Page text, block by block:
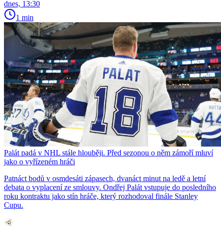
dnes, 13:30
1 min
Palát padá v NHL stále hlouběji. Před sezonou o něm zámoří mluví
jako o vyřízeném hráči
Patnáct bodů v osmdesáti zápasech, dvanáct minut na ledě a letní
debata o vyplacení ze smlouvy. Ondřej Palát vstupuje do posledního
roku kontraktu jako stín hráče, který rozhodoval finále Stanley
Cupu.